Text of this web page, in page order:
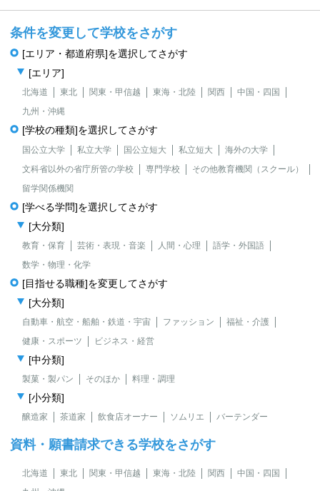
条件を変更して学校をさがす
[エリア・都道府県]を選択してさがす
[エリア]
北海道 東北 関東・甲信越 東海・北陸 関西
中国・四国
九州・沖縄
[学校の種類]を選択してさがす
国公立大学 私立大学 国公立短大 私立短大
海外の大学
文科省以外の省庁所管の学校
専門学校
その他教育機関（スクール）
留学関係機関
[学べる学問]を選択してさがす
[大分類]
教育・保育 芸術・表現・音楽 人間・心理
語学・外国語
数学・物理・化学
[目指せる職種]を変更してさがす
[大分類]
自動車・航空・船舶・鉄道・宇宙 ファッション
福祉・介護
健康・スポーツ
ビジネス・経営
[中分類]
製菓・製パン そのほか 料理・調理
[小分類]
醸造家 茶道家 飲食店オーナー ソムリエ バーテンダー
資料・願書請求できる学校をさがす
北海道 東北 関東・甲信越 東海・北陸 関西
中国・四国